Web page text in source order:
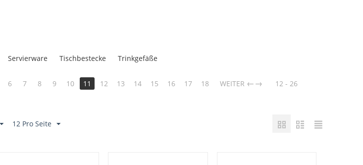
Servierware Tischbestecke Trinkgefäße
6 7 8 9 10 11 12 13 14 15 16 17 18 WEITER → 12 - 26
12 Pro Seite